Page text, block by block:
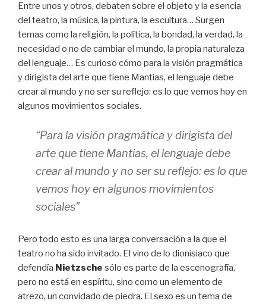
Entre unos y otros, debaten sobre el objeto y la esencia
del teatro, la música, la pintura, la escultura… Surgen
temas como la religión, la política, la bondad, la verdad, la
necesidad o no de cambiar el mundo, la propia naturaleza
del lenguaje… Es curioso cómo para la visión pragmática
y dirigista del arte que tiene Mantias, el lenguaje debe
crear al mundo y no ser su reflejo: es lo que vemos hoy en
algunos movimientos sociales.
“Para la visión pragmática y dirigista del
arte que tiene Mantias, el lenguaje debe
crear al mundo y no ser su reflejo: es lo que
vemos hoy en algunos movimientos
sociales”
Pero todo esto es una larga conversación a la que el
teatro no ha sido invitado. El vino de lo dionisiaco que
defendía Nietzsche sólo es parte de la escenografía,
pero no está en espíritu, sino como un elemento de
atrezo, un convidado de piedra. El sexo es un tema de